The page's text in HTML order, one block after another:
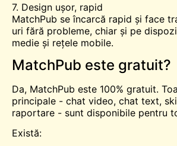
7. Design ușor, rapid
MatchPub se încarcă rapid și face
uri fără probleme, chiar și pe
medie și rețele mobile.
MatchPub este gratuit?
Da, MatchPub este 100% gratuit.
principale - chat video, chat text,
raportare - sunt disponibile pentru
Există: